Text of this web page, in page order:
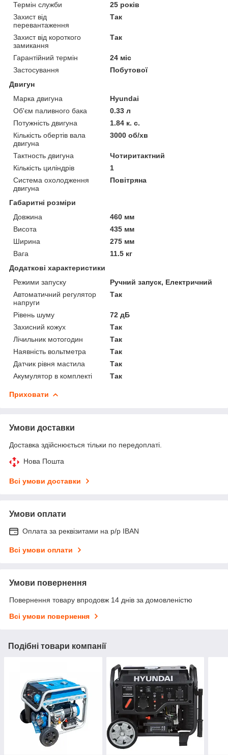
Термін служби
25 років
Захист від
перевантаження
Так
Захист від короткого
замикання
Так
Гарантійний термін
24 міс
Застосування
Побутової
Двигун
Марка двигуна
Hyundai
Об'єм паливного бака
0.33 л
Потужність двигуна
1.84 к. с.
Кількість обертів вала
двигуна
3000 об/хв
Тактность двигуна
Чотиритактний
Кількість циліндрів
1
Система охолодження
двигуна
Повітряна
Габаритні розміри
Довжина
460 мм
Висота
435 мм
Ширина
275 мм
Вага
11.5 кг
Додаткові характеристики
Режими запуску
Ручний запуск, Електричний
Автоматичний регулятор
напруги
Так
Рівень шуму
72 дБ
Захисний кожух
Так
Лічильник мотогодин
Так
Наявність вольтметра
Так
Датчик рівня мастила
Так
Акумулятор в комплекті
Так
Приховати
Умови доставки
Доставка здійснюється тільки по передоплаті.
Нова Пошта
Всі умови доставки
Умови оплати
Оплата за реквізитами на р/р IBAN
Всі умови оплати
Умови повернення
Повернення товару впродовж 14 днів за домовленістю
Всі умови повернення
Подібні товари компанії